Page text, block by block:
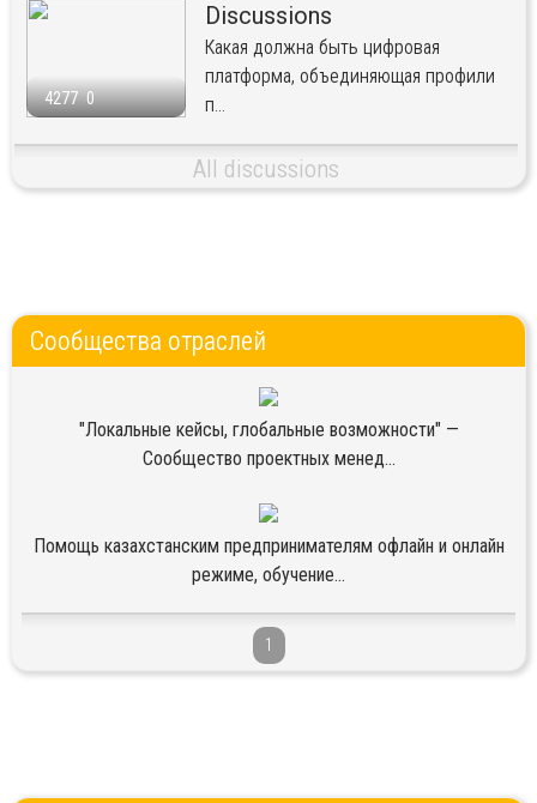
4277 0
Discussions
Какая должна быть цифровая
платформа, объединяющая профили
п...
All discussions
Сообщества отраслей
"Локальные кейсы, глобальные возможности" —
Сообщество проектных менед...
Помощь казахстанским предпринимателям офлайн и онлайн
режиме, обучение...
1